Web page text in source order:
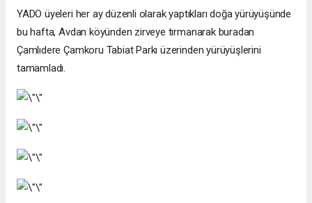
YADO üyeleri her ay düzenli olarak yaptıkları doğa yürüyüşünde
bu hafta, Avdan köyünden zirveye tırmanarak buradan
Çamlıdere Çamkoru Tabiat Parkı üzerinden yürüyüşlerini
tamamladı.